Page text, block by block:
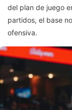
del plan de juego
partidos, el base
ofensiva.